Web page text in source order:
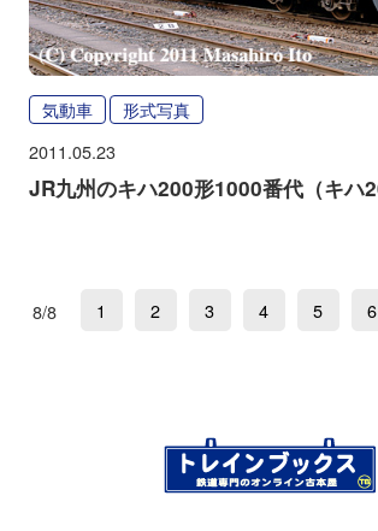
気動車 形式写真
2011.05.23
JR九州のキハ200形1000番代（キハ
8/8 1 2 3 4 5 6